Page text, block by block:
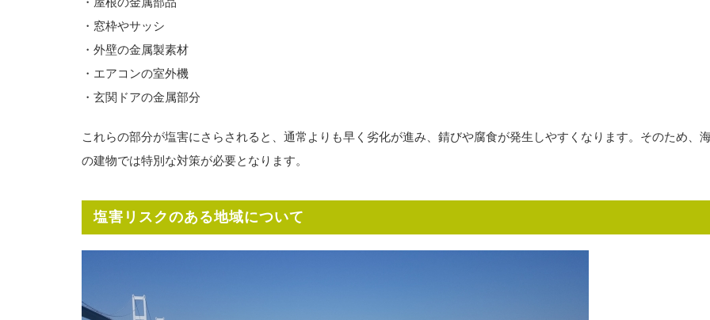
・窓枠やサッシ
・外壁の金属製素材
・エアコンの室外機
・玄関ドアの金属部分
これらの部分が塩害にさらされると、通常よりも早く劣化が進み、錆びや腐食が発生しやすくなります。そのため、
の建物では特別な対策が必要となります。
塩害リスクのある地域について